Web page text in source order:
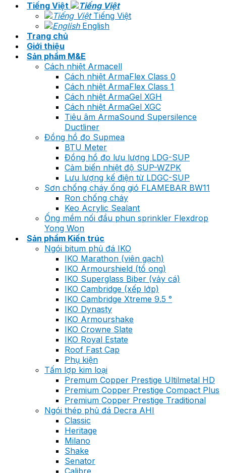
Tiếng Việt
Tiếng Việt
English
Trang chủ
Giới thiệu
Sản phẩm M&E
Cách nhiệt Armacell
Cách nhiệt ArmaFlex Class 0
Cách nhiệt ArmaFlex Class 1
Cách nhiệt ArmaGel XGH
Cách nhiệt ArmaGel XGC
Tiêu âm ArmaSound Supersilence
Ductliner
Đồng hồ đo Supmea
BTU Meter
Đồng hồ đo lưu lượng LDG-SUP
Cảm biến nhiệt độ SUP-WZPK
Lưu lượng kế điện từ LDGC-SUP
Sơn chống cháy ống gió FLAMEBAR BW11
Ron chống cháy
Keo Acrylic Sealant
Ống mềm nối đầu phun sprinkler Flexdrop
Yong Won
Sản phẩm Kiến trúc
Ngói bitum phủ đá IKO
IKO Marathon (viên gạch)
IKO Armourshield (tổ ong)
IKO Superglass Biber (vảy cá)
IKO Cambridge (xếp lớp)
IKO Cambridge Xtreme 9.5 °
IKO Dynasty
IKO Armourshake
IKO Crowne Slate
IKO Royal Estate
Roof Fast Cap
Phụ kiện
Tấm lợp kim loại
Premum Copper Prestige Ultilmetal HD
Premium Copper Prestige Compact Plus
Premium Copper Prestige Traditional
Ngói thép phủ đá Decra AHI
Classic
Heritage
Milano
Shake
Senator